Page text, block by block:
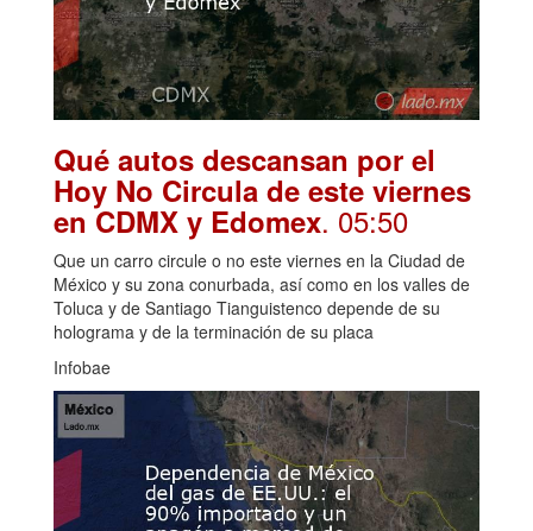
Qué autos descansan por el
Hoy No Circula de este viernes
en CDMX y Edomex. 05:50
Que un carro circule o no este viernes en la Ciudad de
México y su zona conurbada, así como en los valles de
Toluca y de Santiago Tianguistenco depende de su
holograma y de la terminación de su placa
Infobae